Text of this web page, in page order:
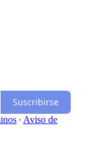
Suscribirse
∙ Aviso de